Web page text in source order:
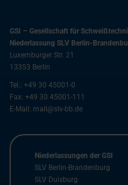
GSI – Gesellschaft für
Niederlassung SLV Berlin-
Luxemburger Str. 21
13353 Berlin
Tel.: +49 30 45001-0
Fax: +49 30 45001-111
E-Mail: mail@slv-bb.de
Niederlassungen der GSI
SLV Berlin-Brandenburg
SLV Duisburg